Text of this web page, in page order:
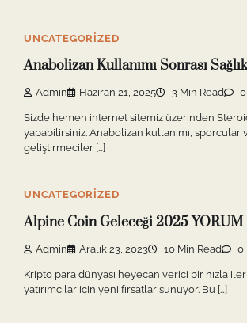
UNCATEGORIZED
Anabolizan Kullanımı Sonrası
Admin Haziran 21, 2025 3 Min Read 0
Sizde hemen internet sitemiz üzerinden
yapabilirsiniz. Anabolizan kullanımı, sporcular
geliştirmeciler […]
UNCATEGORIZED
Alpine Coin Geleceği 2025 YORUM
Admin Aralık 23, 2023 10 Min Read 0
Kripto para dünyası heyecan verici bir hızla
yatırımcılar için yeni fırsatlar sunuyor. Bu […]